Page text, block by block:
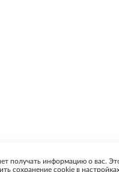
получать информацию о вас.
сохранение cookie в